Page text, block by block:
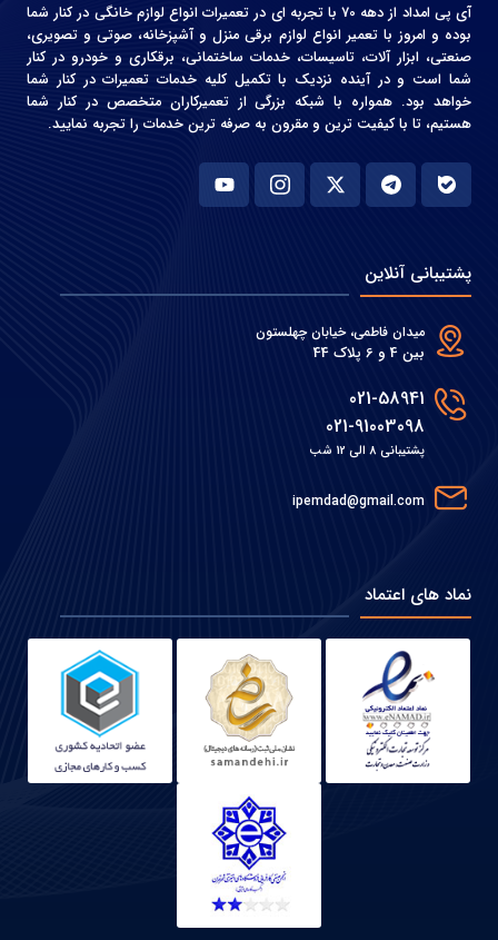
آی پی امداد از دهه 70 با تجربه ای در تعمیرات انواع لوازم خانگی در کنار شما
بوده و امروز با تعمیر انواع لوازم برقی منزل و آشپزخانه، صوتی و‌ تصویری،
صنعتی، ابزار آلات، تاسیسات، خدمات ساختمانی، برقکاری و خودرو در کنار
شما است و در آینده نزدیک با تکمیل کلیه خدمات تعمیرات در کنار شما
خواهد بود. همواره با شبکه بزرگی از تعمیرکاران متخصص در کنار شما
هستیم، تا با کیفیت ترین و مقرون به صرفه ترین خدمات را تجربه نمایید.
پشتیبانی آنلاین
میدان فاطمی، خیابان چهلستون
بین 4 و 6 پلاک 44
021-58941
021-91003098
پشتیبانی 8 الی 12 شب
ipemdad@gmail.com
نماد های اعتماد